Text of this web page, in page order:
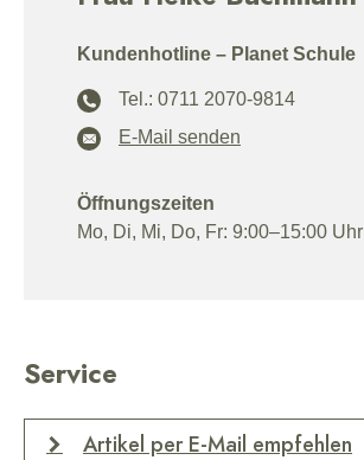
Kundenhotline – Planet Schule
Tel.: 0711 2070-9814
E-Mail senden
Öffnungszeiten
Mo, Di, Mi, Do, Fr: 9:00–15:00 Uhr
Service
Artikel per E-Mail empfehlen